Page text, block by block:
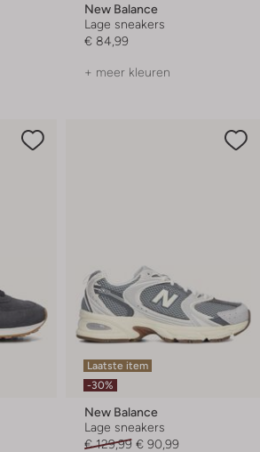
New Balance
Lage sneakers
€ 84,99
+ meer kleuren
Laatste item
-30%
New Balance
Lage sneakers
€ 129,99 € 90,99